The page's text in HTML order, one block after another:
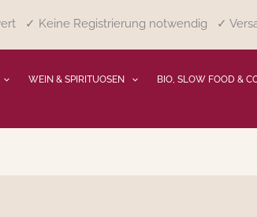
✓ Keine Registrierung notwendig ✓
WEIN & SPIRITUOSEN BIO, SLOW FOOD &